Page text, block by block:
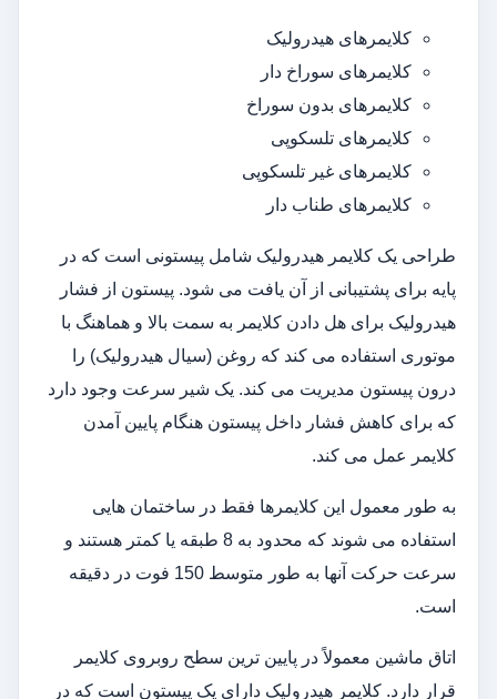
کلایمرهای هیدرولیک
کلایمرهای سوراخ دار
کلایمرهای بدون سوراخ
کلایمرهای تلسکوپی
کلایمرهای غیر تلسکوپی
کلایمرهای طناب دار
طراحی یک کلایمر هیدرولیک شامل پیستونی است که در
پایه برای پشتیبانی از آن یافت می شود. پیستون از فشار
هیدرولیک برای هل دادن کلایمر به سمت بالا و هماهنگ با
موتوری استفاده می کند که روغن (سیال هیدرولیک) را
درون پیستون مدیریت می کند. یک شیر سرعت وجود دارد
که برای کاهش فشار داخل پیستون هنگام پایین آمدن
کلایمر عمل می کند.
به طور معمول این کلایمرها فقط در ساختمان هایی
استفاده می شوند که محدود به 8 طبقه یا کمتر هستند و
سرعت حرکت آنها به طور متوسط ​​150 فوت در دقیقه
است.
اتاق ماشین معمولاً در پایین ترین سطح روبروی کلایمر
قرار دارد. کلایمر هیدرولیک دارای یک پیستون است که در